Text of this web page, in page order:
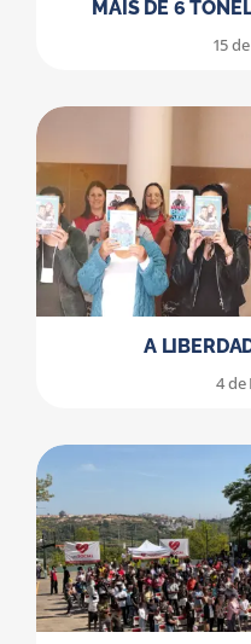
MAIS DE 6
15
A
4 de